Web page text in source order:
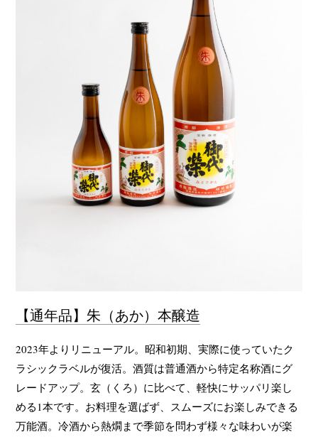
【通年品】朱（あか）本醸造
2023年よりリニューアル。昭和初期、実際に使っていたク
ラシックラベルが復活。酒質は普通酒から特定名称酒にグ
レードアップ。玄（くろ）に比べて、軽快にサッパリ楽し
める1本です。お料理を選ばず、スムーズにお楽しみできる
万能酒。冷酒から熱燗まで季節を問わず様々な味わいが楽